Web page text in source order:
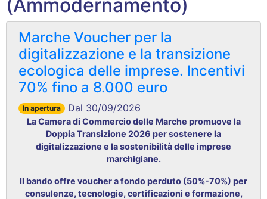
(Ammodernamento)
Marche Voucher per la
digitalizzazione e la transizione
ecologica delle imprese. Incentivi
70% fino a 8.000 euro
In apertura Dal 30/09/2026
La Camera di Commercio delle Marche promuove la
Doppia Transizione 2026 per sostenere la
digitalizzazione e la sostenibilità delle imprese
marchigiane.
Il bando offre voucher a fondo perduto (50%-70%) per
consulenze, tecnologie, certificazioni e formazione,